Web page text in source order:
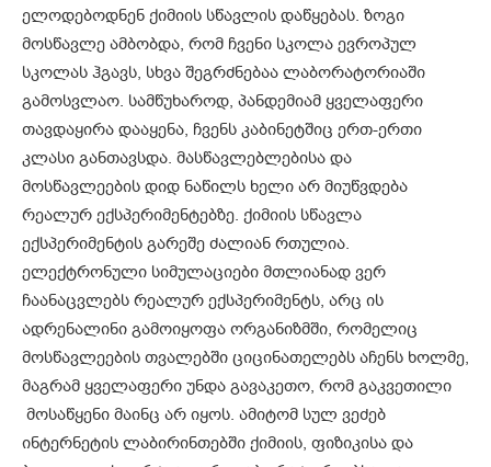
ელოდებოდნენ ქიმიის სწავლის დაწყებას. ზოგი
მოსწავლე ამბობდა, რომ ჩვენი სკოლა ევროპულ
სკოლას ჰგავს, სხვა შეგრძნებაა ლაბორატორიაში
გამოსვლაო. სამწუხაროდ, პანდემიამ ყველაფერი
თავდაყირა დააყენა, ჩვენს კაბინეტშიც ერთ-ერთი
კლასი განთავსდა. მასწავლებლებისა და
მოსწავლეების დიდ ნაწილს ხელი არ მიუწვდება
რეალურ ექსპერიმენტებზე. ქიმიის სწავლა
ექსპერიმენტის გარეშე ძალიან რთულია.
ელექტრონული სიმულაციები მთლიანად ვერ
ჩაანაცვლებს რეალურ ექსპერიმენტს, არც ის
ადრენალინი გამოიყოფა ორგანიზმში, რომელიც
მოსწავლეების თვალებში ციცინათელებს აჩენს ხოლმე,
მაგრამ ყველაფერი უნდა გავაკეთო, რომ გაკვეთილი
მოსაწყენი მაინც არ იყოს. ამიტომ სულ ვეძებ
ინტერნეტის ლაბირინთებში ქიმიის, ფიზიკისა და